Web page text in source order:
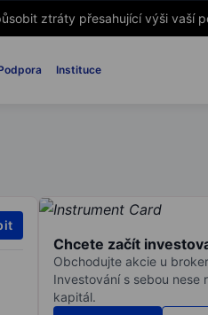
ztráty přesahující výši vaší
Instituce
Chcete začít
Obchodujte akcie u
Investování s sebou
kapitál.